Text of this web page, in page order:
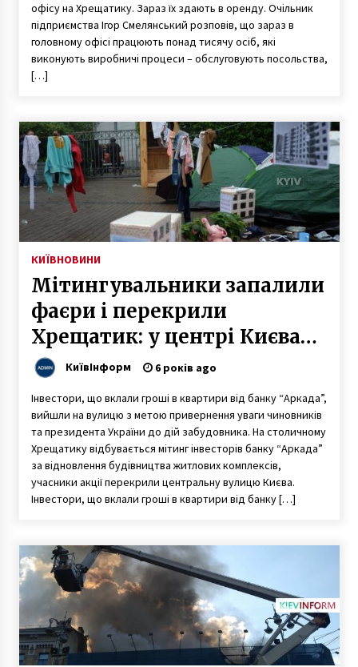
офісу на Хрещатику. Зараз їх здають в оренду. Очільник
підприємства Ігор Смелянський розповів, що зараз в
головному офісі працюють понад тисячу осіб, які
виконують виробничі процеси – обслуговують посольства,
[…]
КИЇВНОВИНИ
Мітингувальники запалили
фаєри і перекрили
Хрещатик: у центрі Києва
утворився затор
КиївІнформ 6 років ago
Інвестори, що вклали гроші в квартири від банку “Аркада”,
вийшли на вулицю з метою привернення уваги чиновників
та президента України до дій забудовника. На столичному
Хрещатику відбувається мітинг інвесторів банку “Аркада”
за відновлення будівництва житлових комплексів,
учасники акції перекрили центральну вулицю Києва.
Інвестори, що вклали гроші в квартири від банку […]